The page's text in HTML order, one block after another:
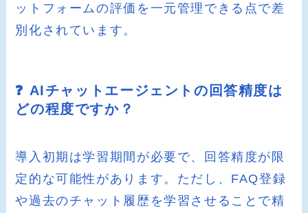
ットフォームの評価を一元管理できる点で差
別化されています。
❓ AIチャットエージェントの回答精度は
どの程度ですか？
導入初期は学習期間が必要で、回答精度が限
定的な可能性があります。ただし、FAQ登録
や過去のチャット履歴を学習させることで精